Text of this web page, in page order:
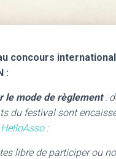
concours
:
le mode de règlement:
du festival sont
HelloAsso:
libre de participer ou